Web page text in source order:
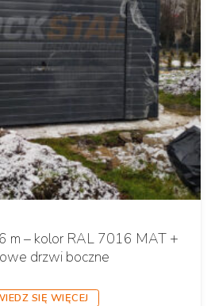
m – kolor RAL 7016 MAT +
drzwi boczne
SIĘ WIĘCEJ